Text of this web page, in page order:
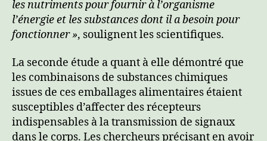
les nutriments pour fournir à l’organisme
l’énergie et les substances dont il a besoin pour
fonctionner », soulignent les scientifiques.
La seconde étude a quant à elle démontré que
les combinaisons de substances chimiques
issues de ces emballages alimentaires étaient
susceptibles d’affecter des récepteurs
indispensables à la transmission de signaux
dans le corps. Les chercheurs précisant en avoir